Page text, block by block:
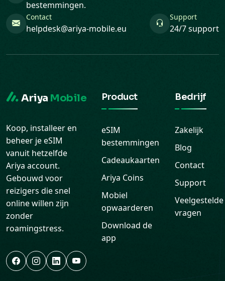
bestemmingen.
Contact
helpdesk@ariya-mobile.eu
Support
24/7 support
Ariya Mobile
Koop, installeer en
beheer je eSIM
vanuit hetzelfde
Ariya account.
Gebouwd voor
reizigers die snel
online willen zijn
zonder
roamingstress.
Product
eSIM
bestemmingen
Cadeaukaarten
Ariya Coins
Mobiel
opwaarderen
Download de
app
Bedrijf
Zakelijk
Blog
Contact
Support
Veelgestelde
vragen